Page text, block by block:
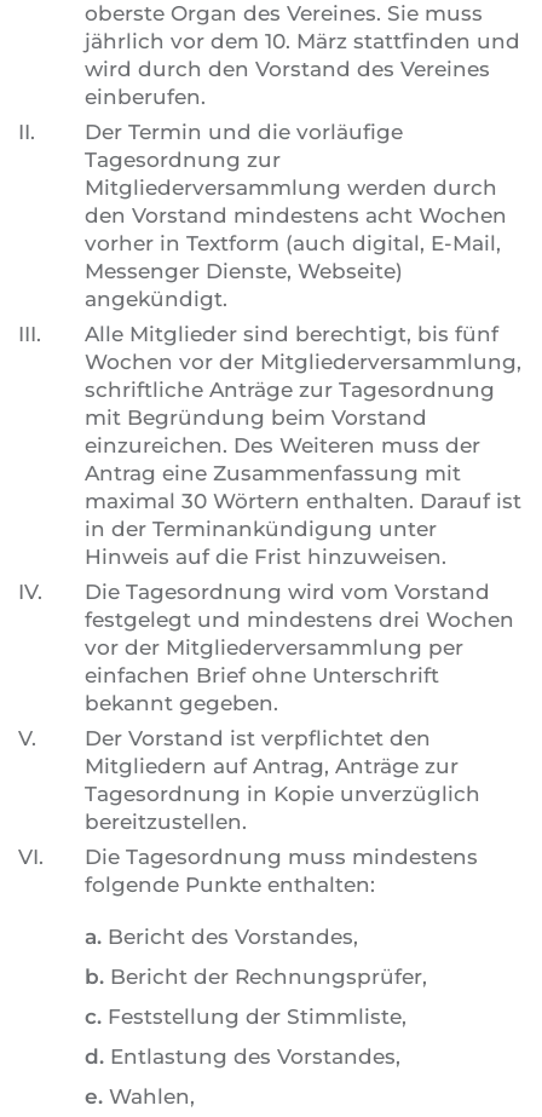
oberste Organ des Vereines. Sie muss
jährlich vor dem 10. März stattfinden und
wird durch den Vorstand des Vereines
einberufen.
II.
Der Termin und die vorläufige
Tagesordnung zur
Mitgliederversammlung werden durch
den Vorstand mindestens acht Wochen
vorher in Textform (auch digital, E-Mail,
Messenger Dienste, Webseite)
angekündigt.
III.
Alle Mitglieder sind berechtigt, bis fünf
Wochen vor der Mitgliederversammlung,
schriftliche Anträge zur Tagesordnung
mit Begründung beim Vorstand
einzureichen. Des Weiteren muss der
Antrag eine Zusammenfassung mit
maximal 30 Wörtern enthalten. Darauf ist
in der Terminankündigung unter
Hinweis auf die Frist hinzuweisen.
IV.
Die Tagesordnung wird vom Vorstand
festgelegt und mindestens drei Wochen
vor der Mitgliederversammlung per
einfachen Brief ohne Unterschrift
bekannt gegeben.
V.
Der Vorstand ist verpflichtet den
Mitgliedern auf Antrag, Anträge zur
Tagesordnung in Kopie unverzüglich
bereitzustellen.
VI.
Die Tagesordnung muss mindestens
folgende Punkte enthalten:
a. Bericht des Vorstandes,
b. Bericht der Rechnungsprüfer,
c. Feststellung der Stimmliste,
d. Entlastung des Vorstandes,
e. Wahlen,